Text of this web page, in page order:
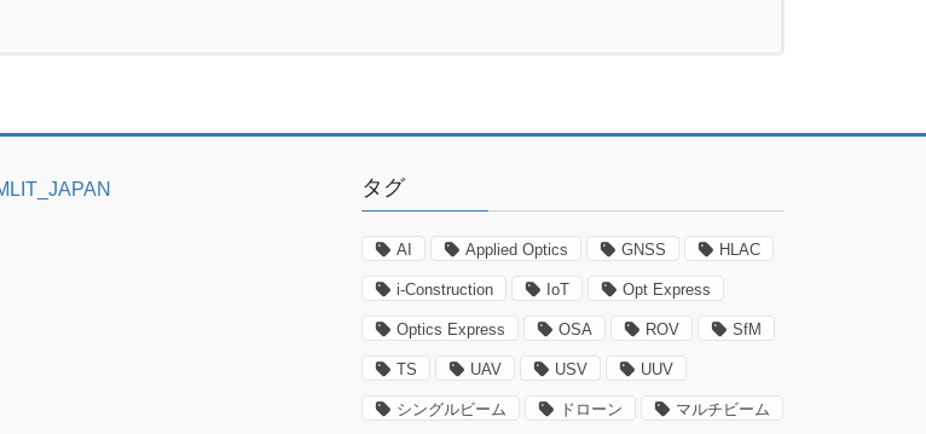
タグ
AI Applied Optics GNSS HLAC
i-Construction IoT Opt Express
Optics Express OSA ROV SfM
TS UAV USV UUV
シングルビーム ドローン マルチビーム